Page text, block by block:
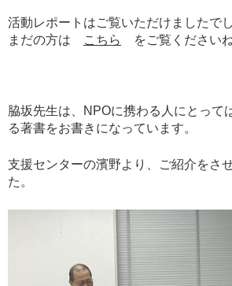
活動レポートはご覧いただけましたで
まだの方は
こちら をご覧くださいね
脇坂先生は、NPOに携わる人にとって
る著書をお書きになっています。
支援センターの濱野より、ご紹介をさ
た。